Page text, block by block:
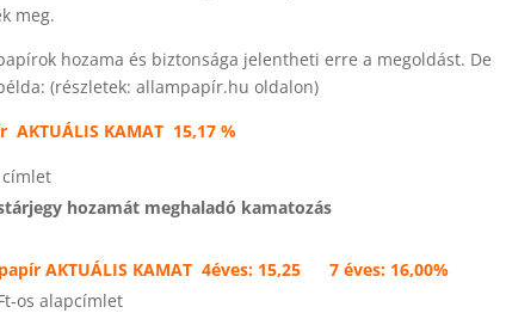
meg.
hozama és biztonsága jelentheti erre a megoldást. De
(részletek: allampapír.hu oldalon)
AKTUÁLIS KAMAT 15,17 %
hozamát meghaladó kamatozás
AKTUÁLIS KAMAT 4éves: 15,25 7 éves: 16,00%
os alapcímlet